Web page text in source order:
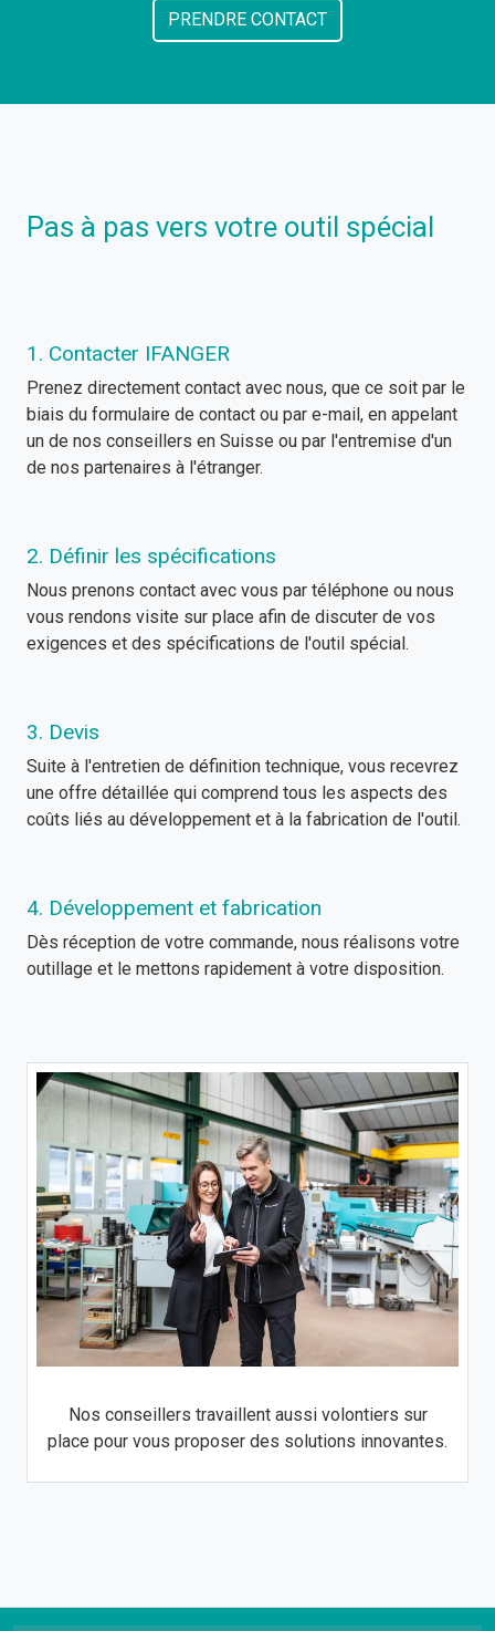
PRENDRE CONTACT
Pas à pas vers votre outil spécial
1. Contacter IFANGER
Prenez directement contact avec nous, que ce soit par le
biais du formulaire de contact ou par e-mail, en appelant
un de nos conseillers en Suisse ou par l'entremise d'un
de nos partenaires à l'étranger.
2. Définir les spécifications
Nous prenons contact avec vous par téléphone ou nous
vous rendons visite sur place afin de discuter de vos
exigences et des spécifications de l'outil spécial.
3. Devis
Suite à l'entretien de définition technique, vous recevrez
une offre détaillée qui comprend tous les aspects des
coûts liés au développement et à la fabrication de l'outil.
4. Développement et fabrication
Dès réception de votre commande, nous réalisons votre
outillage et le mettons rapidement à votre disposition.
Nos conseillers travaillent aussi volontiers sur
place pour vous proposer des solutions innovantes.